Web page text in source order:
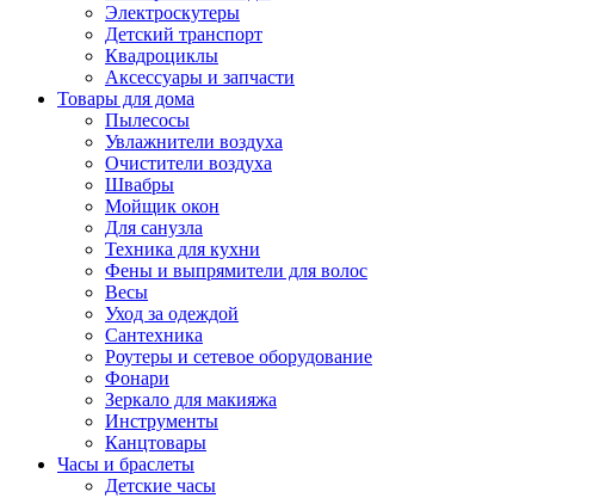
Электроскутеры
Детский транспорт
Квадроциклы
Аксессуары и запчасти
Товары для дома
Пылесосы
Увлажнители воздуха
Очистители воздуха
Швабры
Мойщик окон
Для санузла
Техника для кухни
Фены и выпрямители для волос
Весы
Уход за одеждой
Сантехника
Роутеры и сетевое оборудование
Фонари
Зеркало для макияжа
Инструменты
Канцтовары
Часы и браслеты
Детские часы